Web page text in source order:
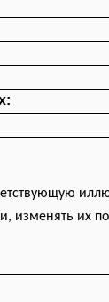
изменять их